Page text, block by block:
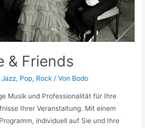
& Friends
Jazz, Pop, Rock / Von Bodo
Musik und Professionalität für Ihre
Ihrer Veranstaltung. Mit einem
individuell auf Sie und Ihre